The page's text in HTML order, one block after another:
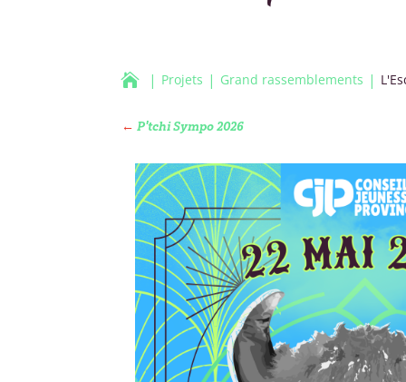
 Projets Grand rassemblements
←P'tchi Sympo 2026